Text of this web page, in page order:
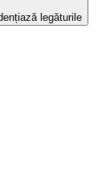
legăturile